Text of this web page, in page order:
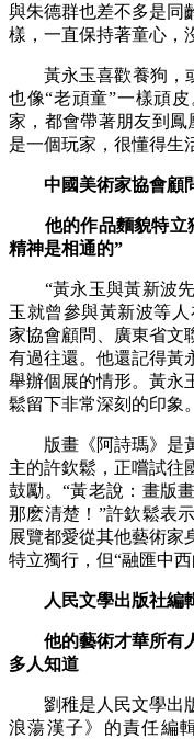
與朱德群也差不多是同
樣，一直保持著童心，
黃永玉喜歡養狗，或
也像“老頑童”一樣頑
家，都會帶著朋友到
是一個玩家，很懂得生
中國美術家協會顧問
他的作品麵貌特立
精神是相通的”
“黃永玉與黃新波先
玉就曾參與黃新波等
家協會顧問、廣東省文
有過往還。他還記得黃
舉辦個展的情形。黃永
鬆留下非常深刻的印象。
版畫《阿詩瑪》是黃
主的許欽鬆，正嚐試往
鼓勵。“黃老說：畫版
那麽清楚！”許欽鬆表
展覽都愛從其他藝術家
特立獨行，但“融匯中
人民文學出版社編
他的藝術才華所有人
多人知道
劉稚是人民文學出版
浪蕩漢子》的責任編